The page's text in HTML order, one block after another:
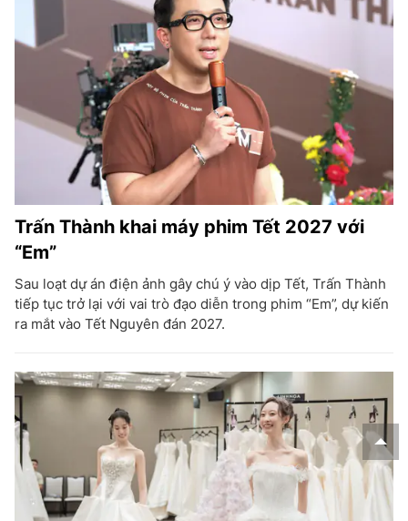
Trấn Thành khai máy phim Tết 2027 với
“Em”
Sau loạt dự án điện ảnh gây chú ý vào dịp Tết, Trấn Thành
tiếp tục trở lại với vai trò đạo diễn trong phim “Em”, dự kiến
ra mắt vào Tết Nguyên đán 2027.